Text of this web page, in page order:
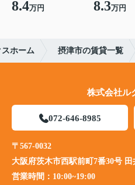
8.4万円 8.3万円
ホーム 摂津市の賃貸一覧
株式会社ル
072-646-8985
〒567-0032
大阪府茨木市西駅前町7番30号 田
営業時間： 10:00~19:00